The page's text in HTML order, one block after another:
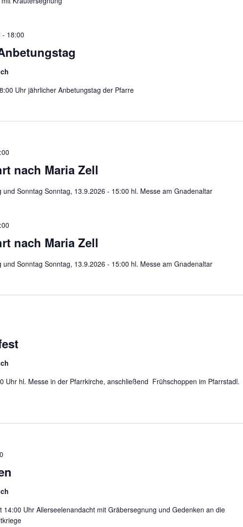
- 18:00
Uhr jährlicher Anbetungstag der Pfarre
nach Maria Zell
und Sonntag Sonntag, 13.9.2026 - 15:00 hl. Messe am Gnadenaltar
nach Maria Zell
und Sonntag Sonntag, 13.9.2026 - 15:00 hl. Messe am Gnadenaltar
Uhr hl. Messe in der Pfarrkirche, anschließend Frühschoppen im Pfarrstadl.
14:00 Uhr Allerseelenandacht mit Gräbersegnung und Gedenken an die